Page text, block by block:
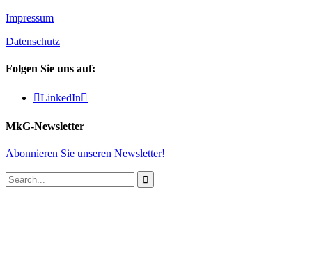
Impressum
Datenschutz
Folgen Sie uns auf:
LinkedIn
MkG-Newsletter
Abonnieren Sie unseren Newsletter!
